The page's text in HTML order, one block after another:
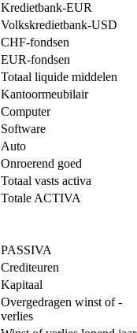
Kredietbank-EUR
Volkskredietbank-USD
CHF-fondsen
EUR-fondsen
Totaal liquide middelen
Kantoormeubilair
Computer
Software
Auto
Onroerend goed
Totaal vasts activa
Totale ACTIVA
PASSIVA
Crediteuren
Kapitaal
Overgedragen winst of -
verlies